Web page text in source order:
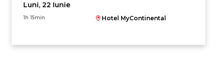
Luni, 22 Iunie
1h 15min Hotel MyContinental